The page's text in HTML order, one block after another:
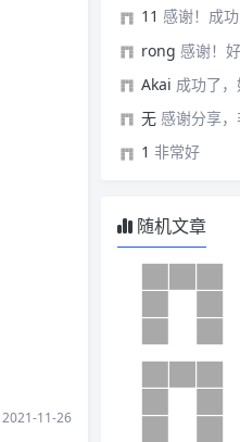
2021-11-26
11 感谢！成
rong 感谢！
Akai 成功了
无 感谢分享
1 非常好
随机文章